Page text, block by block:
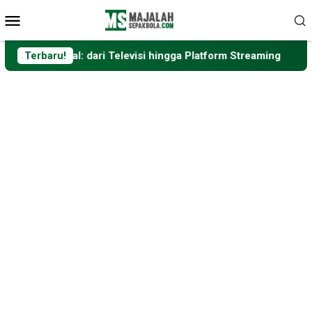
ke
kontenMobile
Terbaru!
Televisi hingga Platform Streaming Format Baru